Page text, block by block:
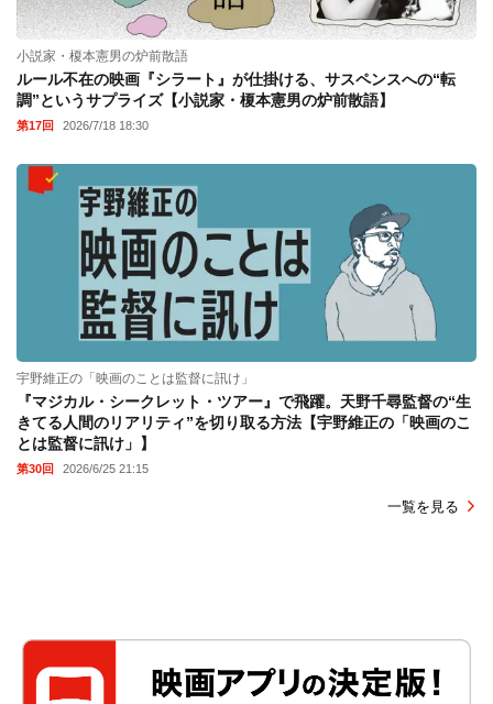
小説家・榎本憲男の炉前散語
ルール不在の映画『シラート』が仕掛ける、サスペンスへの“転
調”というサプライズ【小説家・榎本憲男の炉前散語】
第17回 2026/7/18 18:30
宇野維正の「映画のことは監督に訊け」
『マジカル・シークレット・ツアー』で飛躍。天野千尋監督の“生
きてる人間のリアリティ”を切り取る方法【宇野維正の「映画のこ
とは監督に訊け」】
第30回 2026/6/25 21:15
一覧を見る